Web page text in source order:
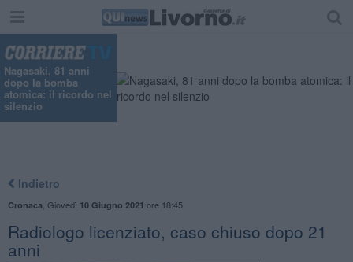
Nagasaki, 81 anni
dopo la bomba
atomica: il ricordo nel
silenzio
Indietro
Cronaca Giovedì 10 Giugno 2021 ore 18:45
Radiologo licenziato, caso chiuso dopo 21
anni